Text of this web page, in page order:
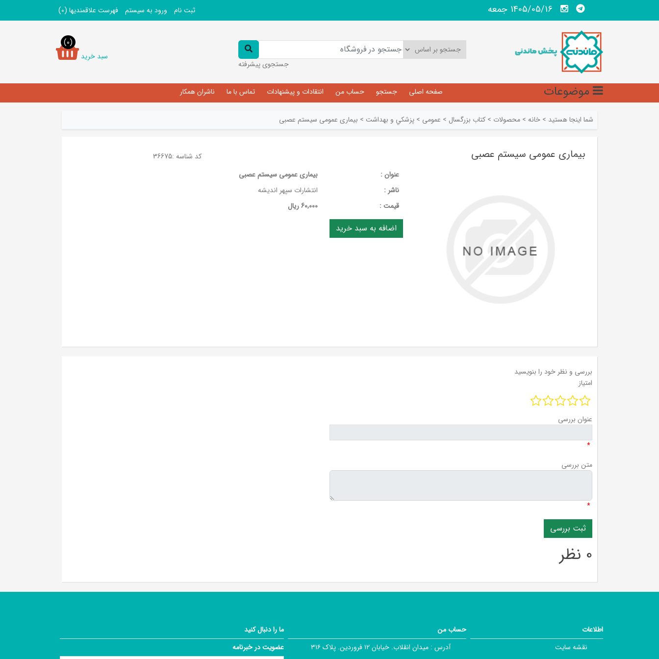
1405/05/16 جمعه ثبت نام ورود به سیستم فهرست علاقمندیها (0)
جستجوی پیشرفته
سبد خرید
(0)
موضوعات صفحه اصلی جستجو حساب من انتقادات و پیشنهادات تماس با ما ناشران همکار
شما اینجا هستید > خانه > محصولات > کتاب بزرگسال > عمومی > پزشکي و بهداشت > بیماری عمومی سیستم عصبی
بیماری عمومی سیستم عصبی کد شناسه :36675
عنوان :
بیماری عمومی سیستم عصبی
ناشر :
انتشارات سپهر اندیشه
قيمت :
60,000 ریال
بررسی و نظر خود را بنویسید
امتیاز
عنوان بررسی
*
متن بررسی
*
0 نظر
اطلاعات
نقشه سایت
حساب من
آدرس : میدان انقلاب. خیابان ۱۲ فروردین. پلاک ۳۱۶
ما را دنبال کنید
عضویت در خبرنامه